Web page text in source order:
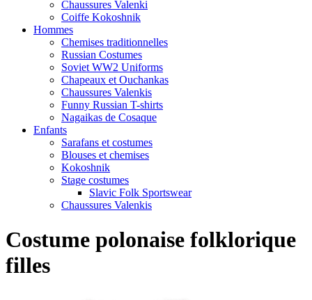
Chaussures Valenki
Coiffe Kokoshnik
Hommes
Chemises traditionnelles
Russian Costumes
Soviet WW2 Uniforms
Chapeaux et Ouchankas
Chaussures Valenkis
Funny Russian T-shirts
Nagaikas de Cosaque
Enfants
Sarafans et costumes
Blouses et chemises
Kokoshnik
Stage costumes
Slavic Folk Sportswear
Chaussures Valenkis
Costume polonaise folklorique
filles